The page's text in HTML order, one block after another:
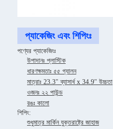
প্যাকেজিং এবং শিপিংঃ
পণ্যের প্যাকেজিংঃ
উপাদানঃ প্লাস্টিক
ধারণক্ষমতাঃ ৫৫ গ্যালন
মাত্রাঃ 23.3" ব্যাসার্ধ x 34.9" উচ্চতা
ওজনঃ ২২ পাউন্ড
রঙঃ কালো
শিপিং:
শুধুমাত্র মার্কিন যুক্তরাষ্ট্রে জাহাজ